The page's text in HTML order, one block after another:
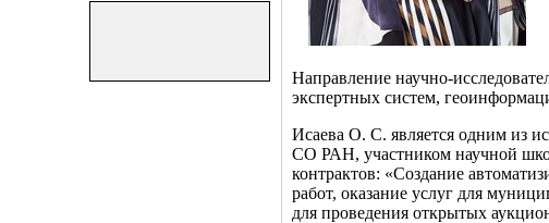
Направление научно-
экспертных систем,
Исаева О. С. является одним из
СО РАН, участником научной
контрактов: «Создание
работ, оказание услуг для
для проведения открытых